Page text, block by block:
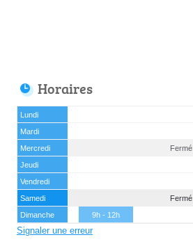
Horaires
Lundi
Mardi
Mercredi
Fermé
Jeudi
Vendredi
Samedi
Fermé
Dimanche
9h - 12h
Signaler une erreur